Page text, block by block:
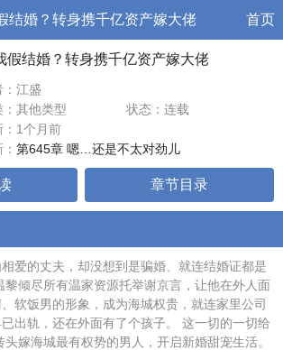
结婚？转身携千亿资产嫁大佬 首页
假结婚？转身携千亿资产嫁大佬
：江盛
：其他类型
状态：连载
：1个月前
第645章 嗯…还是不太对劲儿
章节目录
爱的丈夫，却没想到是骗婚、就连结婚证都是
黎倾尽所有温家资源托举谢京言，让他在外人面
软饭男的形象，成为海城权贵，就连家里公司
出轨，还在外面有了个孩子。 这一切的一切给
嫁海城最有权势的男人，开启新婚甜宠生活。